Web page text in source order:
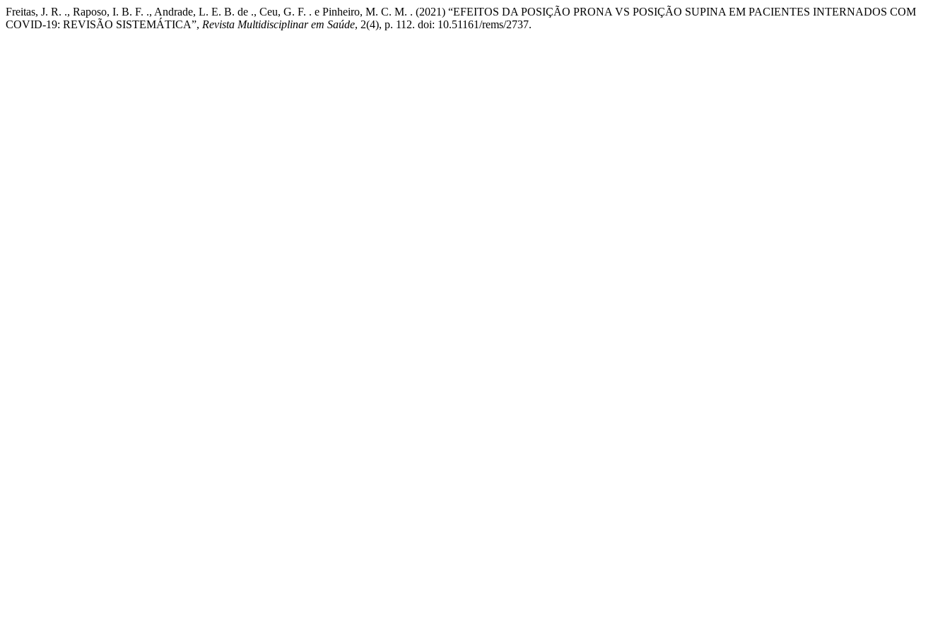
Freitas, J. R. ., Raposo, I. B. F. ., Andrade, L. E. B. de ., Ceu, G. F. . e Pinheiro, M. C. M. . (2021) “EFEITOS DA POSIÇÃO PRONA VS POSIÇÃO SUPINA EM PACIENTES INTERNADOS COM
COVID-19: REVISÃO SISTEMÁTICA”, Revista Multidisciplinar em Saúde, 2(4), p. 112. doi: 10.51161/rems/2737.